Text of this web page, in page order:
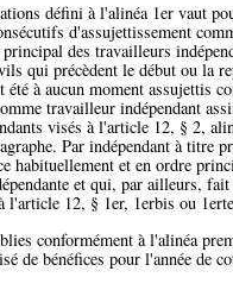
défini à l'alinéa 1er vaut
d'assujettissement
des travailleurs
qui précèdent le début ou la
été à aucun moment assujettis
travailleur indépendant
visés à l'article 12, § 2,
Par indépendant à titre
habituellement et en ordre
et qui, par ailleurs,
l'article 12, § 1er, 1erbis ou
conformément à l'alinéa
de bénéfices pour l'année de